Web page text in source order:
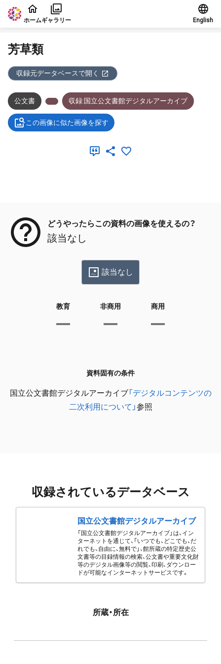
本文に飛ぶ
ホームギャラリー English
芳草類
収録元データベースで開く
公文書 収録:国立公文書館デジタルアーカイブ
この画像に似た画像を探す
どうやったらこの資料の画像を使えるの？
該当なし
該当なし
教育 非商用 商用
資料固有の条件
国立公文書館デジタルアーカイブ「デジタルコンテンツの
二次利用について」参照
収録されているデータベース
国立公文書館デジタルアーカイブ
「国立公文書館デジタルアーカイブ」は、イン
ターネットを通じて、「いつでも、どこでも、だ
れでも、自由に、無料で」、館所蔵の特定歴史公
文書等の目録情報の検索、公文書や重要文化財
等のデジタル画像等の閲覧、印刷、ダウンロー
ドが可能なインターネットサービスです。
所蔵・所在